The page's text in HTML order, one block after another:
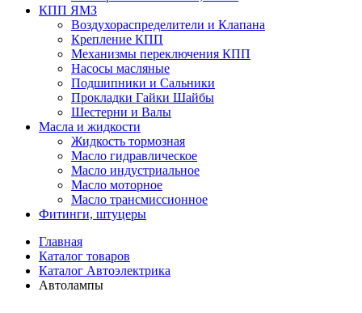
КПП ЯМЗ
Воздухораспределители и Клапана
Крепление КПП
Механизмы переключения КПП
Насосы масляные
Подшипники и Сальники
Прокладки Гайки Шайбы
Шестерни и Валы
Масла и жидкости
Жидкость тормозная
Масло гидравлическое
Масло индустриальное
Масло моторное
Масло трансмиссионное
Фитинги, штуцеры
Главная
Каталог товаров
Каталог Автоэлектрика
Автолампы